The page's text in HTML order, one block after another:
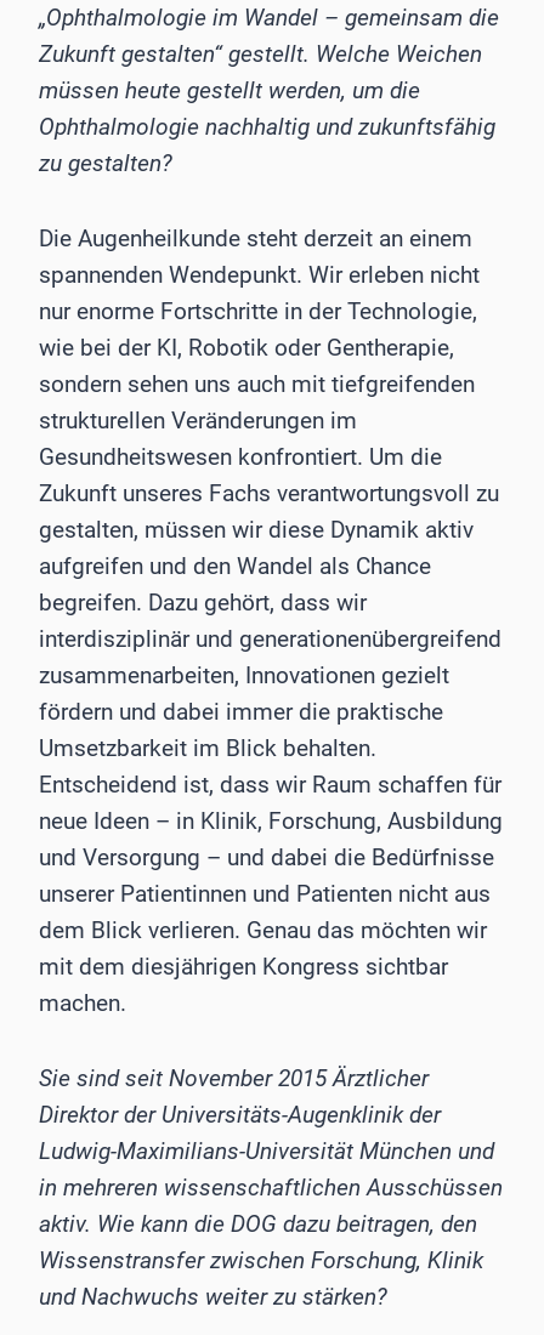
„Ophthalmologie im Wandel – gemeinsam die
Zukunft gestalten“ gestellt. Welche Weichen
müssen heute gestellt werden, um die
Ophthalmologie nachhaltig und zukunftsfähig
zu gestalten?
Die Augenheilkunde steht derzeit an einem
spannenden Wendepunkt. Wir erleben nicht
nur enorme Fortschritte in der Technologie,
wie bei der KI, Robotik oder Gentherapie,
sondern sehen uns auch mit tiefgreifenden
strukturellen Veränderungen im
Gesundheitswesen konfrontiert. Um die
Zukunft unseres Fachs verantwortungsvoll zu
gestalten, müssen wir diese Dynamik aktiv
aufgreifen und den Wandel als Chance
begreifen. Dazu gehört, dass wir
interdisziplinär und generationenübergreifend
zusammenarbeiten, Innovationen gezielt
fördern und dabei immer die praktische
Umsetzbarkeit im Blick behalten.
Entscheidend ist, dass wir Raum schaffen für
neue Ideen – in Klinik, Forschung, Ausbildung
und Versorgung – und dabei die Bedürfnisse
unserer Patientinnen und Patienten nicht aus
dem Blick verlieren. Genau das möchten wir
mit dem diesjährigen Kongress sichtbar
machen.
Sie sind seit November 2015 Ärztlicher
Direktor der Universitäts-Augenklinik der
Ludwig-Maximilians-Universität München und
in mehreren wissenschaftlichen Ausschüssen
aktiv. Wie kann die DOG dazu beitragen, den
Wissenstransfer zwischen Forschung, Klinik
und Nachwuchs weiter zu stärken?